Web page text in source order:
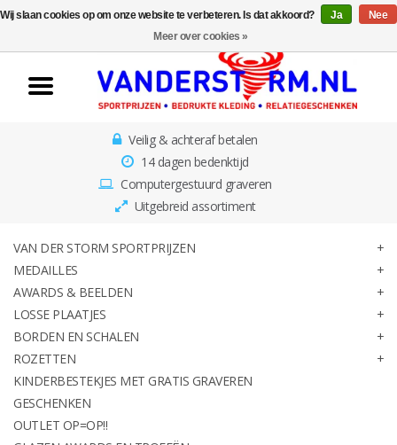
Home
Van der Storm
Sportprijzen
Awards & Beelden
Losse Plaatjes
Borden en schalen
Rozetten
Kinderbestekjes met gratis
Veilig & achteraf betalen
14 dagen bedenktijd
Computergestuurd graveren
Uitgebreid assortiment
VAN DER STORM SPORTPRIJZEN
MEDAILLES
AWARDS & BEELDEN
LOSSE PLAATJES
BORDEN EN SCHALEN
ROZETTEN
KINDERBESTEKJES MET GRATIS GRAVEREN
GESCHENKEN
OUTLET OP=OP!!
Wij slaan cookies op om onze website te verbeteren. Is dat akkoord? Ja
Nee
Meer over cookies »